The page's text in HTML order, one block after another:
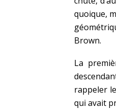
quoique,
Brown.
La
rappeler
qui avait